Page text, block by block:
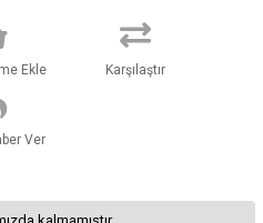
Ekle Karşılaştır
Ver